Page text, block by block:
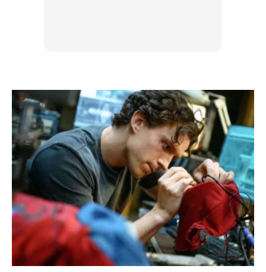
mengatasi masalah kulit muka adalah GLYCOLIC ACID &
SALICYLIC ACID
Ads